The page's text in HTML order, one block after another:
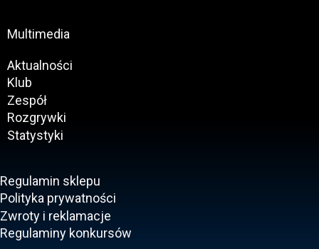
Multimedia
Aktualności
Klub
Zespół
Rozgrywki
Statystyki
Regulamin sklepu
Polityka prywatności
Zwroty i reklamacje
Regulaminy konkursów